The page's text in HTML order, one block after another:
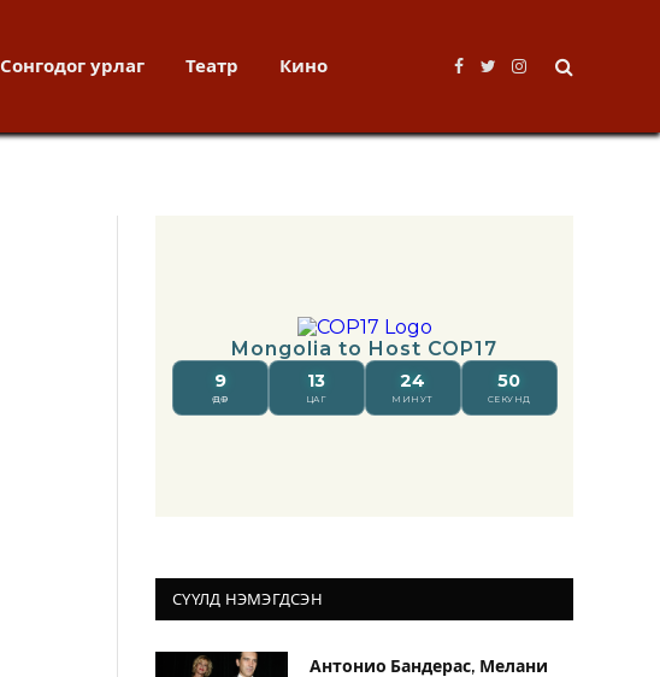
Сонгодог урлаг Театр Кино
Facebook
TwitterInstagram
СҮҮЛД НЭМЭГДСЭН
Антонио Бандерас, Мелани